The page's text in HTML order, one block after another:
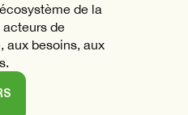
de la
acteurs de
aux besoins, aux